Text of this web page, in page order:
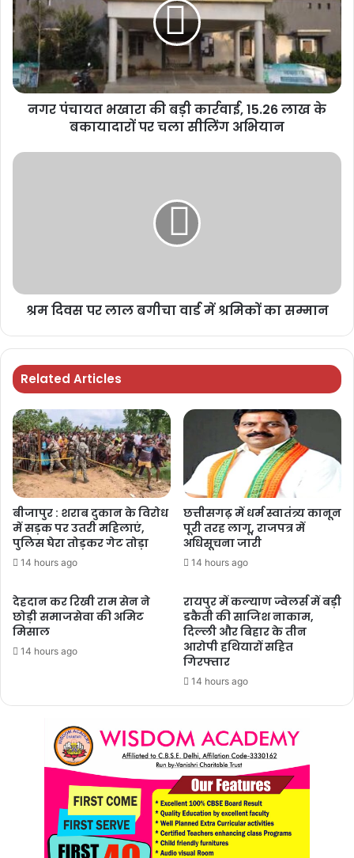
नगर पंचायत भखारा की बड़ी कार्रवाई, 15.26 लाख के
बकायादारों पर चला सीलिंग अभियान
श्रम दिवस पर लाल बगीचा वार्ड में श्रमिकों का सम्मान
Related Articles
बीजापुर : शराब दुकान के विरोध
में सड़क पर उतरी महिलाएं,
पुलिस घेरा तोड़कर गेट तोड़ा
14 hours ago
छत्तीसगढ़ में धर्म स्वातंत्र्य कानून
पूरी तरह लागू, राजपत्र में
अधिसूचना जारी
14 hours ago
देहदान कर रिखी राम सेन ने
छोड़ी समाजसेवा की अमिट
मिसाल
14 hours ago
रायपुर में कल्याण ज्वेलर्स में बड़ी
डकैती की साजिश नाकाम,
दिल्ली और बिहार के तीन
आरोपी हथियारों सहित
गिरफ्तार
14 hours ago